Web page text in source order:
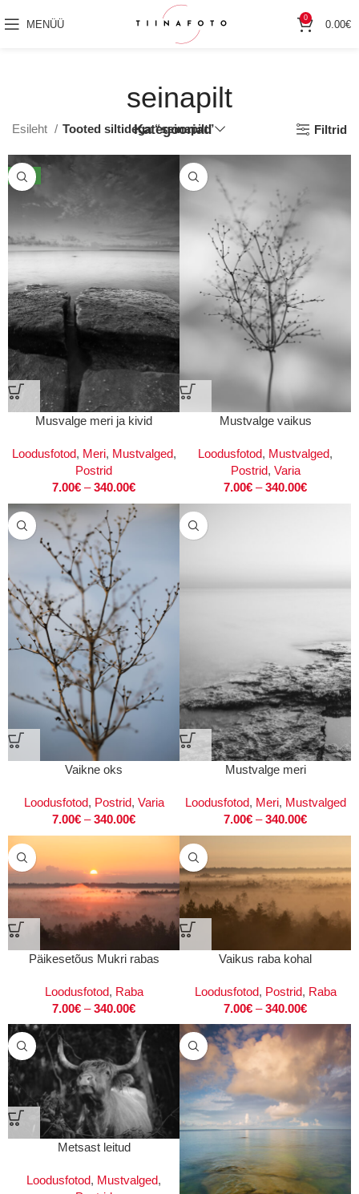
MENÜÜ
0
0.00€
seinapilt
Kategooriad
Esileht Tooted siltidega “seinapilt” Filtrid
UUS
Musvalge meri ja kivid
Loodusfotod, Meri, Mustvalged,
Postrid
7.00€ – 340.00€
Mustvalge vaikus
Loodusfotod, Mustvalged,
Postrid, Varia
7.00€ – 340.00€
Vaikne oks
Loodusfotod, Postrid, Varia
7.00€ – 340.00€
Mustvalge meri
Loodusfotod, Meri, Mustvalged
7.00€ – 340.00€
Päikesetõus Mukri rabas
Loodusfotod, Raba
7.00€ – 340.00€
Vaikus raba kohal
Loodusfotod, Postrid, Raba
7.00€ – 340.00€
Metsast leitud
Loodusfotod, Mustvalged,